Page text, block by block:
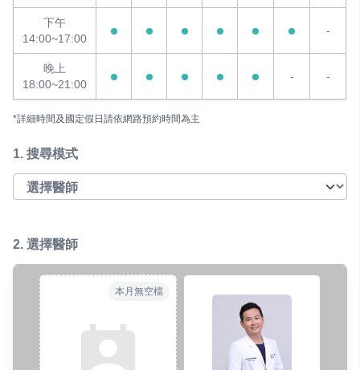
下午
14:00~17:00
-
晚上
18:00~21:00
- -
*詳細時間及國定假日請依網路預約時間為主
1. 搜尋模式
2. 選擇醫師
本月無空檔